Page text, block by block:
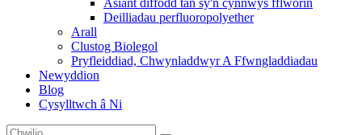
Asiant diffodd tân sy'n cynnwys fflworin
Deilliadau perfluoropolyether
Arall
Clustog Biolegol
Pryfleiddiad, Chwynladdwyr A Ffwngladdiadau
Newyddion
Blog
Cysylltwch â Ni